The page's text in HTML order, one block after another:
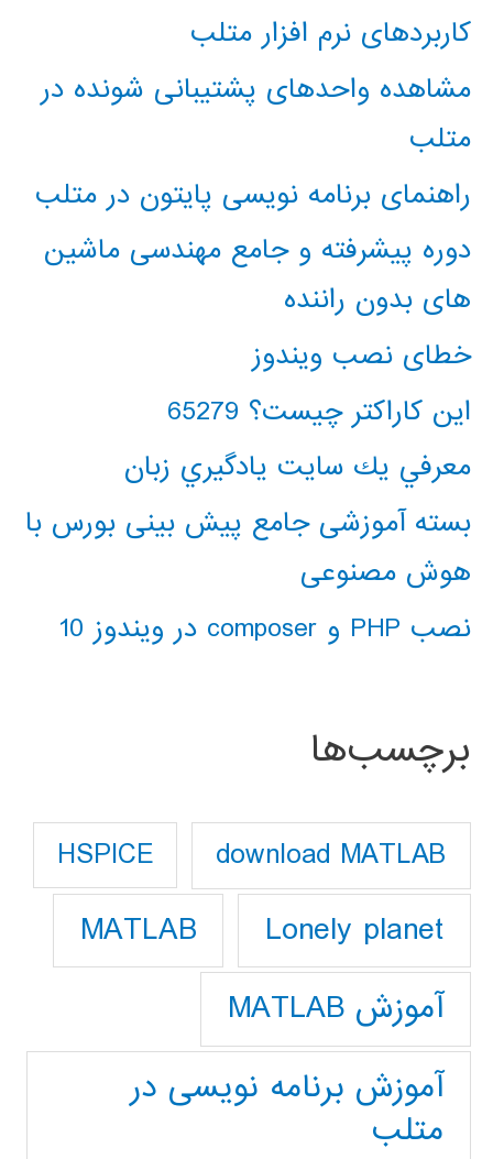
کاربردهای نرم افزار متلب
مشاهده واحدهای پشتیبانی شونده در
متلب
راهنمای برنامه نویسی پایتون در متلب
دوره پیشرفته و جامع مهندسی ماشین
های بدون راننده
خطای نصب ویندوز
این کاراکتر چیست؟ 65279
معرفي يك سايت يادگيري زبان
بسته آموزشی جامع پیش بینی بورس با
هوش مصنوعی
نصب PHP و composer در ویندوز 10
برچسب‌ها
download MATLAB
HSPICE
Lonely planet
MATLAB
آموزش MATLAB
آموزش برنامه نویسی در
متلب